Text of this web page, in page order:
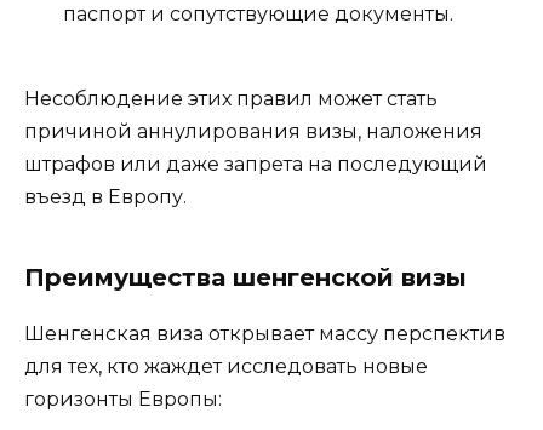
паспорт и сопутствующие документы.
Несоблюдение этих правил может стать
причиной аннулирования визы, наложения
штрафов или даже запрета на последующий
въезд в Европу.
Преимущества шенгенской визы
Шенгенская виза открывает массу перспектив
для тех, кто жаждет исследовать новые
горизонты Европы: